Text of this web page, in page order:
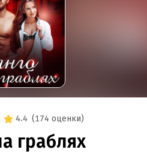
4.4 (174 оценки)
граблях